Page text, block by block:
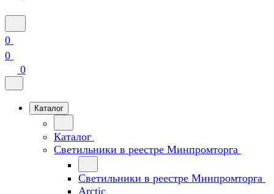
0
0
0
Каталог
Каталог
Светильники в реестре Минпромторга
Светильники в реестре Минпромторга
Arctic